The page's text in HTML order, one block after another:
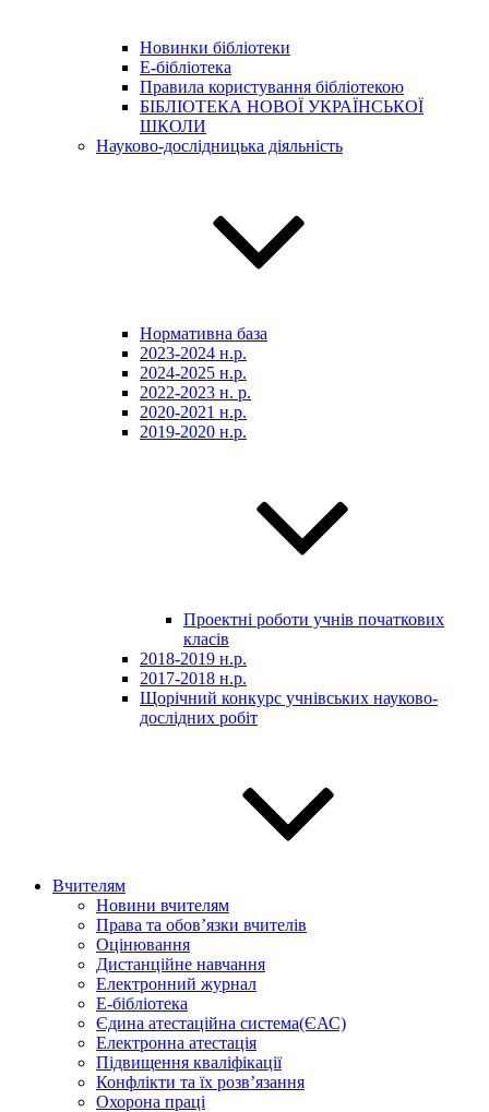
Новинки бібліотеки
E-бібліотека
Правила користування бібліотекою
БІБЛІОТЕКА НОВОЇ УКРАЇНСЬКОЇ
ШКОЛИ
Науково-дослідницька діяльність
Нормативна база
2023-2024 н.р.
2024-2025 н.р.
2022-2023 н. р.
2020-2021 н.р.
2019-2020 н.р.
Проектні роботи учнів початкових
класів
2018-2019 н.р.
2017-2018 н.р.
Щорічний конкурс учнівських науково-
дослідних робіт
Вчителям
Новини вчителям
Права та обов’язки вчителів
Оцінювання
Дистанційне навчання
Електронний журнал
E-бібліотека
Єдина атестаційна система(ЄАС)
Електронна атестація
Підвищення кваліфікації
Конфлікти та їх розв’язання
Охорона праці